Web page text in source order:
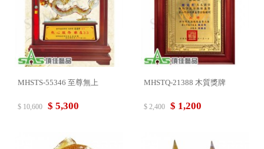
MHSTS-55346 至尊無上
$ 10,600 $ 5,300
MHSTQ-21388 木質獎牌
$ 2,400 $ 1,200